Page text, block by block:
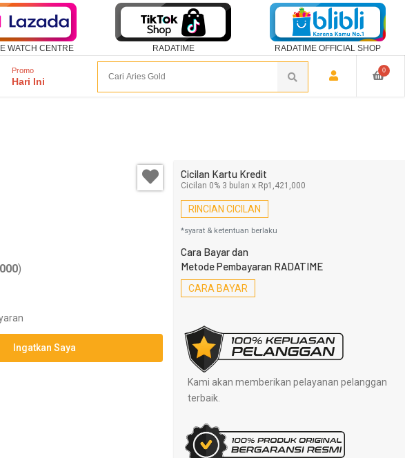
WATCH CENTRE RADATIME RADATIME OFFICIAL SHOP
Promo
Hari Ini
0
)
Ingatkan Saya
Cicilan Kartu Kredit
Cicilan 0% 3 bulan x Rp1,421,000
RINCIAN CICILAN
*syarat & ketentuan berlaku
Cara Bayar dan
Metode Pembayaran RADATIME
CARA BAYAR
Kami akan memberikan pelayanan pelanggan
terbaik.